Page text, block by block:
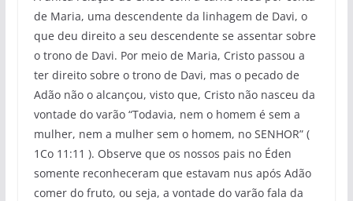
de Maria, uma descendente da linhagem de Davi, o
que deu direito a seu descendente se assentar sobre
o trono de Davi. Por meio de Maria, Cristo passou a
ter direito sobre o trono de Davi, mas o pecado de
Adão não o alcançou, visto que, Cristo não nasceu da
vontade do varão “Todavia, nem o homem é sem a
mulher, nem a mulher sem o homem, no SENHOR” (
1Co 11:11 ). Observe que os nossos pais no Éden
somente reconheceram que estavam nus após Adão
comer do fruto, ou seja, a vontade do varão fala da